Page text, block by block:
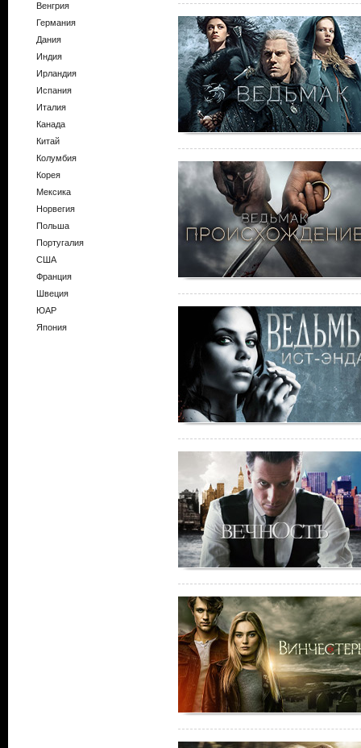
Венгрия
Германия
Дания
Индия
Ирландия
Испания
Италия
Канада
Китай
Колумбия
Корея
Мексика
Норвегия
Польша
Португалия
США
Франция
Швеция
ЮАР
Япония